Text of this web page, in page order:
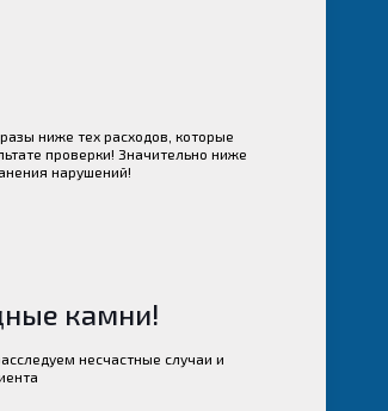
ниже тех расходов, которые
проверки! Значительно ниже
нарушений!
камни!
несчастные случаи и